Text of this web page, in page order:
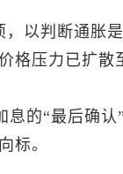
以判断通胀
压力已扩散
息的“最后确
标。